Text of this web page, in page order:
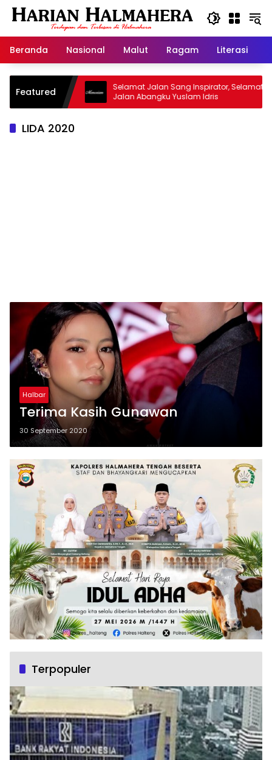
Langsung
Beranda
Nasional Malut Ragam Literasi
Featured
Warisan
Selamat Jalan Sang Inspirator, Selamat
Jalan Abangku Yuslam Idris
LIDA 2020
Halbar
Terima Kasih Gunawan
30 September 2020
Terpopuler